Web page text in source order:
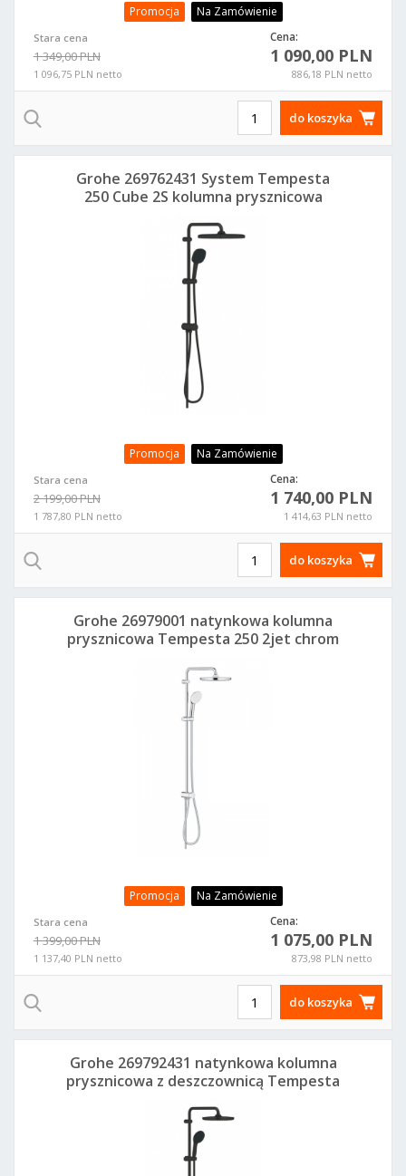
Promocja Na Zamówienie
Stara cena
1 349,00 PLN
1 096,75 PLN netto
Cena:
1 090,00 PLN
886,18 PLN netto
do koszyka
Promocja Na Zamówienie
Stara cena
2 199,00 PLN
1 787,80 PLN netto
Cena:
1 740,00 PLN
1 414,63 PLN netto
Grohe 269762431 System Tempesta
250 Cube 2S kolumna prysznicowa
do koszyka
Promocja Na Zamówienie
Stara cena
1 399,00 PLN
1 137,40 PLN netto
Cena:
1 075,00 PLN
873,98 PLN netto
Grohe 26979001 natynkowa kolumna
prysznicowa Tempesta 250 2jet chrom
do koszyka
Grohe 269792431 natynkowa kolumna
prysznicowa z deszczownicą Tempesta